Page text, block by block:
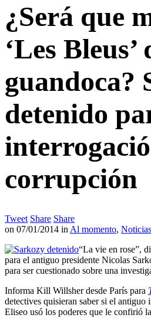
¿Será que
‘Les Bleus’
guandoca?
detenido
corrupción
Tweet Share Share
on 07/01/2014 in Al momento, Noticias
“La vie en rose”,
para el antiguo presidente Nicolas
para ser cuestionado sobre una
Informa Kill Willsher desde París para
detectives quisieran saber si el
Eliseo usó los poderes que le confirió